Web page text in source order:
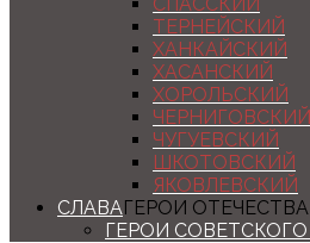
ТЕРНЕЙСКИЙ
ХАНКАЙСКИЙ
ХАСАНСКИЙ
ХОРОЛЬСКИЙ
ЧЕРНИГОВСКИЙ
ЧУГУЕВСКИЙ
ШКОТОВСКИЙ
ЯКОВЛЕВСКИЙ
СЛАВАГЕРОИ ОТЕЧЕСТВА
ГЕРОИ